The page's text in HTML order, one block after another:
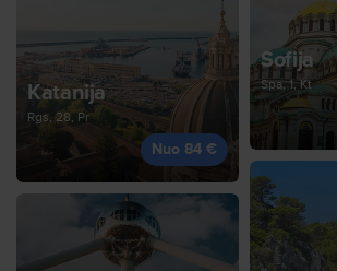
Katanija
Rgs, 28, Pr
Nuo 84 €
Sofija
Spa, 1, Kt